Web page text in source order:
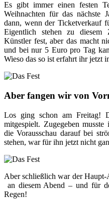
Es gibt immer einen festen
Weihnachten für das
dann, wenn der Ticketverkauf
Eigentlich stehen zu
Künstler fest, aber das macht
und bei nur 5 Euro pro Tag
Wieso das so ist erfahrt ihr jetzt
Aber fangen wir von
Los ging schon am Freitag!
mitgespielt. Zugegeben
die Vorausschau darauf bei
stehen, war für ihn jetzt nicht
Aber schließlich war der
an diesem Abend – und für
Regen!